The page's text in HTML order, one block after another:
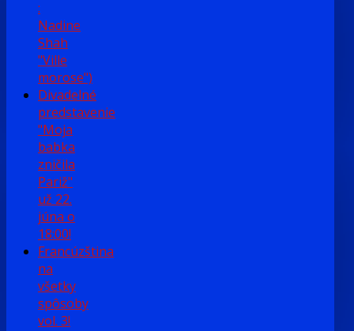
:
Nadine
Shah
"Ville
morose")
Divadelné
predstavenie
"Moja
babka
zničila
Pariž"
už 22.
júna o
18:00!
Francúzština
na
všetky
spôsoby
vol. 3!